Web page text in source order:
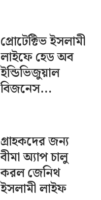
প্রোটেক্টিভ ইসলামী
লাইফে হেড অব
ইন্ডিভিজুয়াল
বিজনেস...
গ্রাহকদের জন্য
বীমা অ্যাপ চালু
করল জেনিথ
ইসলামী লাইফ